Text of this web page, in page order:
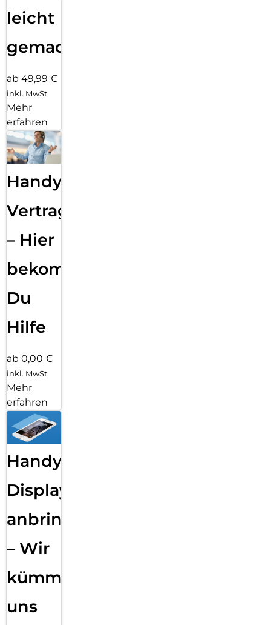
leicht
gemacht!
ab 49,99 €
inkl. MwSt.
Mehr
erfahren
Handy
Vertragsabwicklung
– Hier
bekommst
Du
Hilfe
ab 0,00 €
inkl. MwSt.
Mehr
erfahren
Handy
Displayfolie
anbringen
– Wir
kümmern
uns